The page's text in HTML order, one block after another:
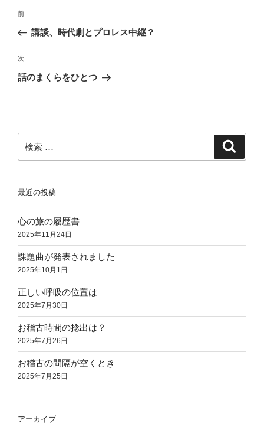
投
ナ
ビ
ゲ
ン
過
去
投
稿
前
講談、時代劇とプロレス中継？
次
の
次
話のまくらをひとつ
索:
最近の投稿
心の旅の履歴書
2025年11月24日
課題曲が発表されました
2025年10月1日
正しい呼吸の位置は
2025年7月30日
お稽古時間の捻出は？
2025年7月26日
お稽古の間隔が空くとき
2025年7月25日
アーカイブ